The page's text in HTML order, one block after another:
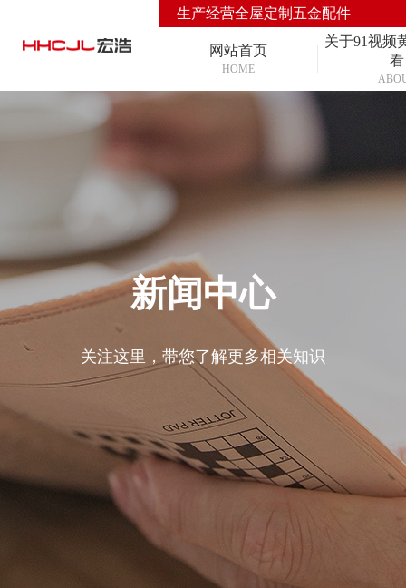
生产经营全屋定制五金配件
网站首页
HOME
关于91视频
看
新闻中心
关注这里，带您了解更多相关知识